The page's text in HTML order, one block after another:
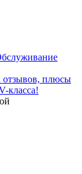
отзывов, плюсы
класса!